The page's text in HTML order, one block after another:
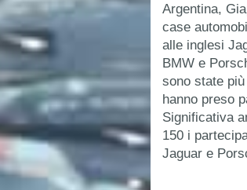
Argentina,
case
alle inglesi
BMW e
sono state
hanno preso
Significativa
150 i
Jaguar e